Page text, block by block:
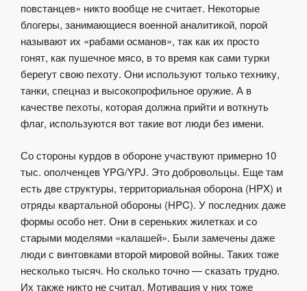
повстанцев» никто вообще не считает. Некоторые
блогеры, занимающиеся военной аналитикой, порой
называют их «рабами османов», так как их просто
гонят, как пушечное мясо, в то время как сами турки
берегут свою пехоту. Они используют только технику,
танки, спецназ и высокопрофильное оружие. А в
качестве пехоты, которая должна прийти и воткнуть
флаг, используются вот такие вот люди без имени.
Со стороны курдов в обороне участвуют примерно 10
тыс. ополченцев YPG/YPJ. Это добровольцы. Еще там
есть две структуры, территориальная оборона (HPX) и
отряды квартальной обороны (HPC). У последних даже
формы особо нет. Они в сереньких жилетках и со
старыми моделями «калашей». Были замечены даже
люди с винтовками второй мировой войны. Таких тоже
несколько тысяч. Но сколько точно — сказать трудно.
Их также никто не считал. Мотивация у них тоже